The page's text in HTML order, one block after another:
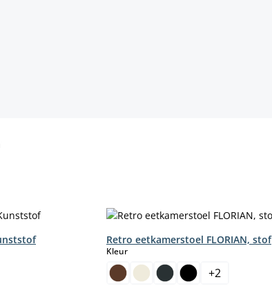
niet beschikbaar.)
Retro eetkamerstoel FLORIAN, stof
Kleurselect
+2